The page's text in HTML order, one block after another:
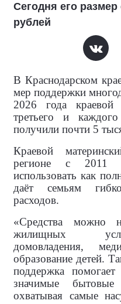
Сегодня его размер
рублей
В Краснодарском
мер поддержки
2026 года краевой
третьего и
получили почти 5
Краевой
регионе с 2011
использовать как
даёт семьям
расходов.
«Средства можно
жилищных
домовладения,
образование детей.
поддержка
значимые
охватывая самые